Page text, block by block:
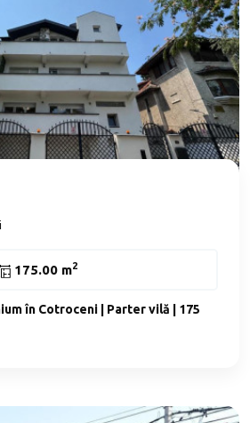
175.00 m2
în Cotroceni | Parter vilă | 175